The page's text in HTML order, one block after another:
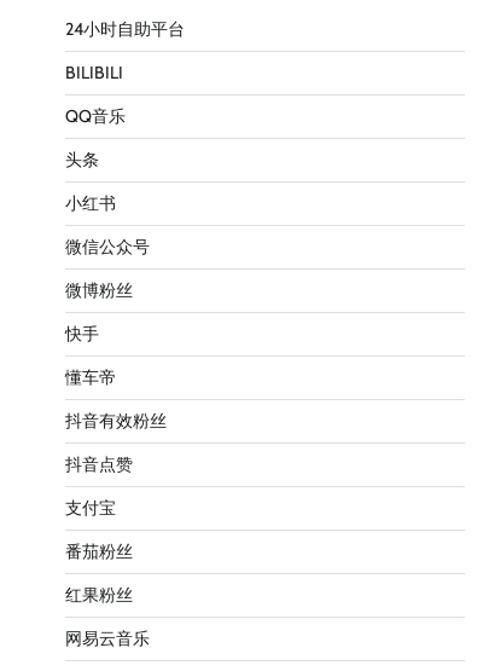
24小时自助平台
BILIBILI
QQ音乐
头条
小红书
微信公众号
微博粉丝
快手
懂车帝
抖音有效粉丝
抖音点赞
支付宝
番茄粉丝
红果粉丝
网易云音乐